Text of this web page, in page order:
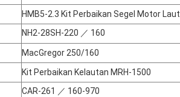
HMB5-2.3 Kit Perbaikan Segel Motor Laut
NH2-28SH-220 ／ 160
MacGregor 250/160
Kit Perbaikan Kelautan MRH-1500
CAR-261 ／ 160-970